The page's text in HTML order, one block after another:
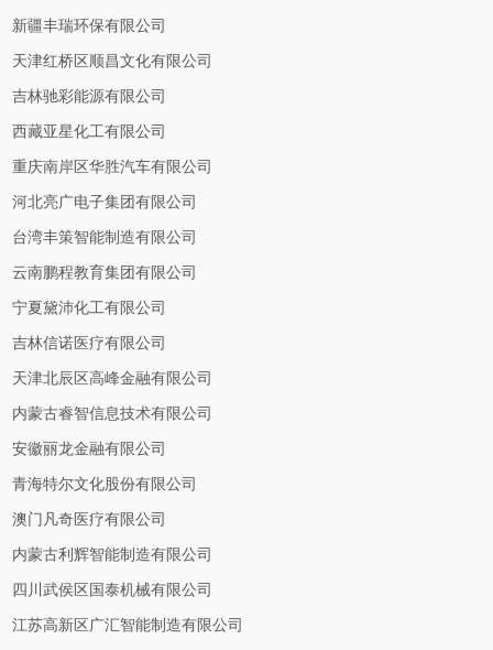
新疆丰瑞环保有限公司
天津红桥区顺昌文化有限公司
吉林驰彩能源有限公司
西藏亚星化工有限公司
重庆南岸区华胜汽车有限公司
河北亮广电子集团有限公司
台湾丰策智能制造有限公司
云南鹏程教育集团有限公司
宁夏黛沛化工有限公司
吉林信诺医疗有限公司
天津北辰区高峰金融有限公司
内蒙古睿智信息技术有限公司
安徽丽龙金融有限公司
青海特尔文化股份有限公司
澳门凡奇医疗有限公司
内蒙古利辉智能制造有限公司
四川武侯区国泰机械有限公司
江苏高新区广汇智能制造有限公司